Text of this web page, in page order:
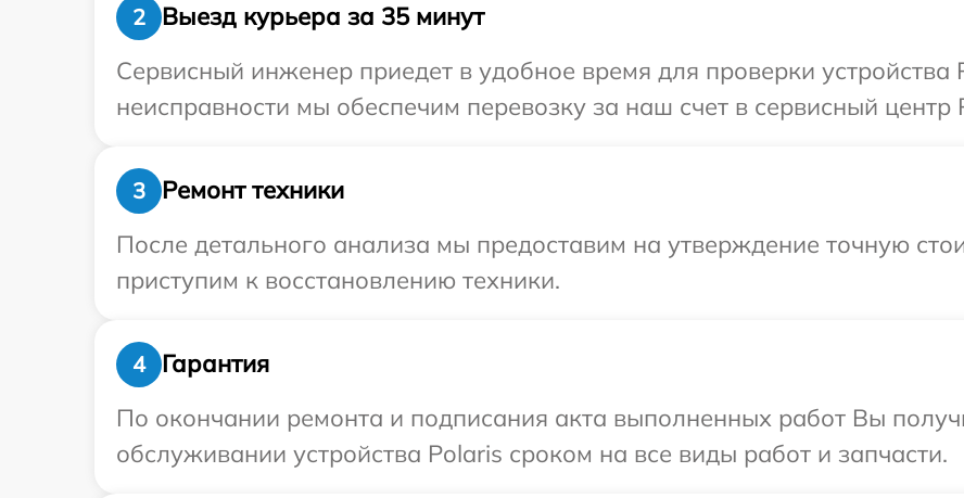
2
Выезд курьера за 35 минут
Сервисный инженер приедет в удобное время для проверки устройства
неисправности мы обеспечим перевозку за наш счет в сервисный центр
3
Ремонт техники
После детального анализа мы предоставим на утверждение точную
приступим к восстановлению техники.
4
Гарантия
По окончании ремонта и подписания акта выполненных работ Вы
обслуживании устройства Polaris сроком на все виды работ и запчасти.